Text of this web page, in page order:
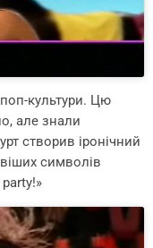
культури. Цю
але знали
створив іронічний
символів